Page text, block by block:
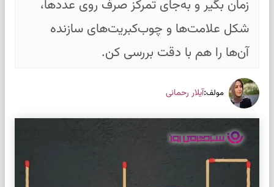
زمان بگیر و به‌جای تمرکز صرف روی عددها،
شکل علامت‌ها و چوب‌کبریت‌های سازنده
آن‌ها را هم با دقت بررسی کن.
مولف:آیلار رحمانی